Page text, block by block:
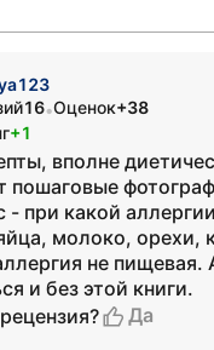
16•Оценок+38
+1
вполне
пошаговые
- при какой
молоко, орехи,
не пищевая.
и без этой книги.
Да